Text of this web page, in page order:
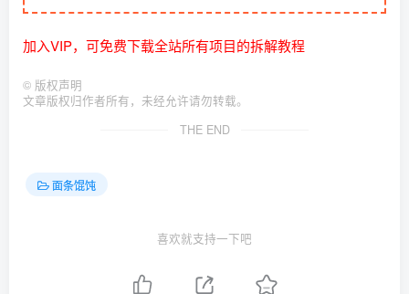
加入VIP，可免费下载全站所有项目的拆解教程
© 版权声明
文章版权归作者所有，未经允许请勿转载。
THE END
面条馄饨
喜欢就支持一下吧